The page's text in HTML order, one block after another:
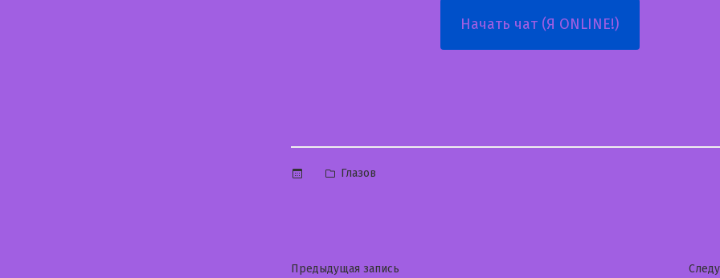
Начать чат (Я ONLINE!)
Опубликовано
Глазов
Предыдущая запись